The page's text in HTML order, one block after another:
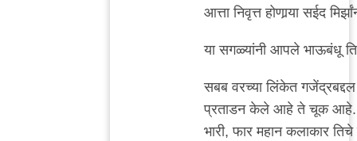
वाटला.
काही
भुस्कुटे
आत्ता निवृत्त होणार्‍या सईद
या सगळ्यांनी आपले भाऊबंधू
सबब वरच्या लिंकेत
प्रताडन केले आहे ते चूक आहे.
भारी, फार महान कलाकार